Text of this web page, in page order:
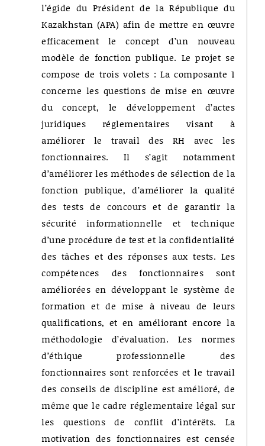
l’égide du Président de la République du
Kazakhstan (APA) afin de mettre en œuvre
efficacement le concept d’un nouveau
modèle de fonction publique. Le projet se
compose de trois volets : La composante 1
concerne les questions de mise en œuvre
du concept, le développement d’actes
juridiques réglementaires visant à
améliorer le travail des RH avec les
fonctionnaires. Il s’agit notamment
d’améliorer les méthodes de sélection de la
fonction publique, d’améliorer la qualité
des tests de concours et de garantir la
sécurité informationnelle et technique
d’une procédure de test et la confidentialité
des tâches et des réponses aux tests. Les
compétences des fonctionnaires sont
améliorées en développant le système de
formation et de mise à niveau de leurs
qualifications, et en améliorant encore la
méthodologie d’évaluation. Les normes
d’éthique professionnelle des
fonctionnaires sont renforcées et le travail
des conseils de discipline est amélioré, de
même que le cadre réglementaire légal sur
les questions de conflit d’intérêts. La
motivation des fonctionnaires est censée